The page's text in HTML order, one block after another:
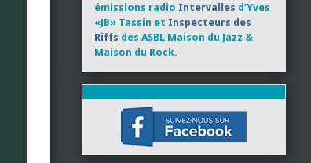
émissions radio Intervalles d’Yves
«JB» Tassin et Inspecteurs des
Riffs des ASBL Maison du Jazz &
Maison du Rock.